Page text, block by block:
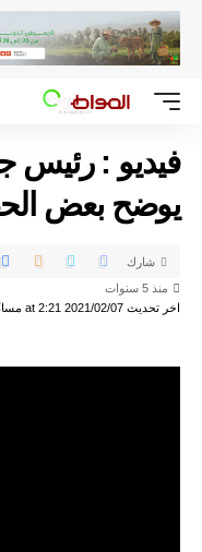
فيديو : رئيس
يوضح بعض
اخر تحديث 2021/02/07 at 2:21 مساءً
منذ 5 سنوات
شارك